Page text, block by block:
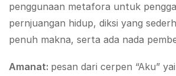
penggunaan metafora untuk
pernjuangan hidup, diksi yang
penuh makna, serta ada nada
Amanat: pesan dari cerpen “Aku”